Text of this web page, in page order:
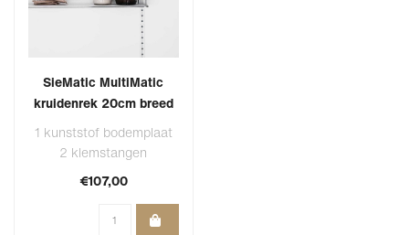
SieMatic MultiMatic
kruidenrek 20cm breed
1 kunststof bodemplaat
2 klemstangen
Diepte: ca. 7 cm
Hoogte: ca. 7 cm
Breed..
€107,00